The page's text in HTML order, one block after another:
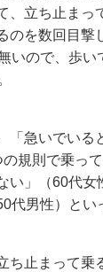
立ち止まっ
を数回目
ので、歩い
急いでい
規則で乗っ
」（60代
男性）とい
ち止まって